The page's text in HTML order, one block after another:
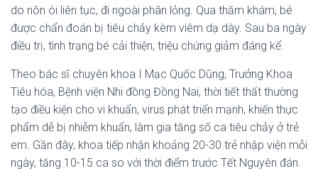
do nôn ói liên tục, đi ngoài phân lỏng. Qua thăm khám, bé
được chẩn đoán bị tiêu chảy kèm viêm dạ dày. Sau ba ngày
điều trị, tình trạng bé cải thiện, triệu chứng giảm đáng kể.
Theo bác sĩ chuyên khoa I Mạc Quốc Dũng, Trưởng Khoa
Tiêu hóa, Bệnh viện Nhi đồng Đồng Nai, thời tiết thất thường
tạo điều kiện cho vi khuẩn, virus phát triển mạnh, khiến thực
phẩm dễ bị nhiễm khuẩn, làm gia tăng số ca tiêu chảy ở trẻ
em. Gần đây, khoa tiếp nhận khoảng 20-30 trẻ nhập viện mỗi
ngày, tăng 10-15 ca so với thời điểm trước Tết Nguyên đán.